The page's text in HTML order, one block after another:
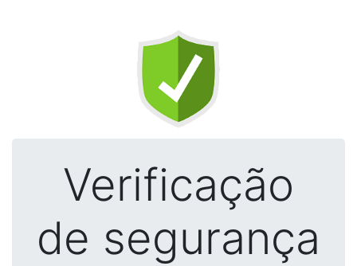
Verificação
de segurança